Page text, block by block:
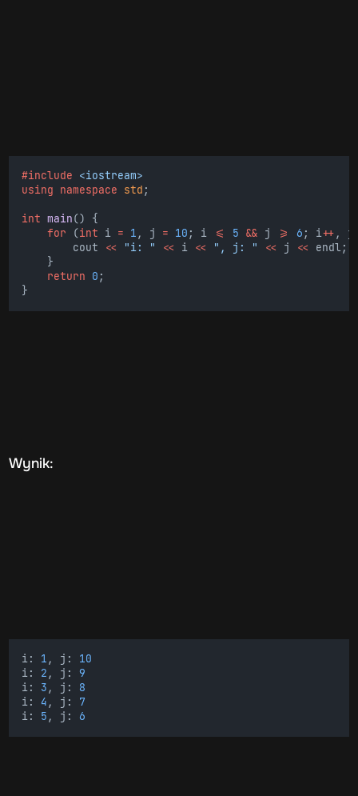
#include <iostream>
using namespace std ;
int main() {
for (int i = 1 , j = 10 ; i <= 5 && j >= 6 ; i++ , j
        cout
<< "i: " << i << ", j: " << j <<
endl;
    }
return 0 ;
}
Wynik:
i: 1 , j: 10
i: 2 , j: 9
i: 3 , j: 8
i: 4 , j: 7
i: 5 , j: 6